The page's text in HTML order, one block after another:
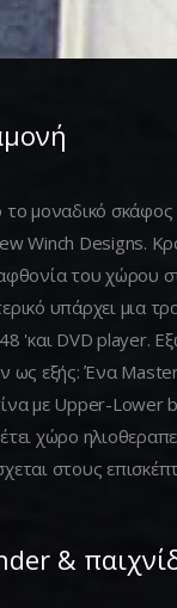
το μοναδικό
Winch Designs.
του χώρου
υπάρχει μια
'και DVD player.
ως εξής: Ένα
με Upper-Lower
χώρο
στους
&